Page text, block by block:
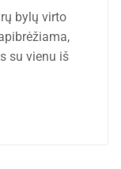
bylų virto
su vienu iš